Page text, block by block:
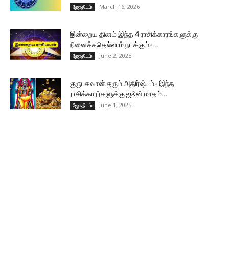
ஜோதிடம் March 16, 2026
இன்றைய தினம் இந்த 4 ராசிக்காரங்களுக்கு
நினைச்சதெல்லாம் நடக்கும்-...
ஜோதிடம் June 2, 2025
குருபகவான் தரும் அதிர்ஷ்டம்- இந்த
ராசிக்காரர்களுக்கு ஜூன் மாதம்...
ஜோதிடம் June 1, 2025